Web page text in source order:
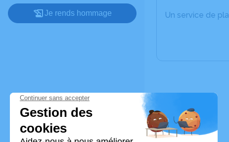
Je rends hommage Un service de